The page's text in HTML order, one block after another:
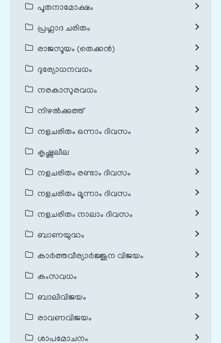
പൂതനാമോക്ഷം
പ്രഹ്ലാദ ചരിതം
രാജസൂയം (തെക്കൻ)
ദുര്യോധനവധം
നരകാസുരവധം
നിഴൽക്കുത്ത്
നളചരിതം ഒന്നാം ദിവസം
കൃഷ്ണലീല
നളചരിതം രണ്ടാം ദിവസം
നളചരിതം മൂന്നാം ദിവസം
നളചരിതം നാലാം ദിവസം
ബാണയുദ്ധം
കാർത്തവീര്യാർജ്ജുന വിജയം
കംസവധം
ബാലിവിജയം
രാവണവിജയം
ശാപമോചനം